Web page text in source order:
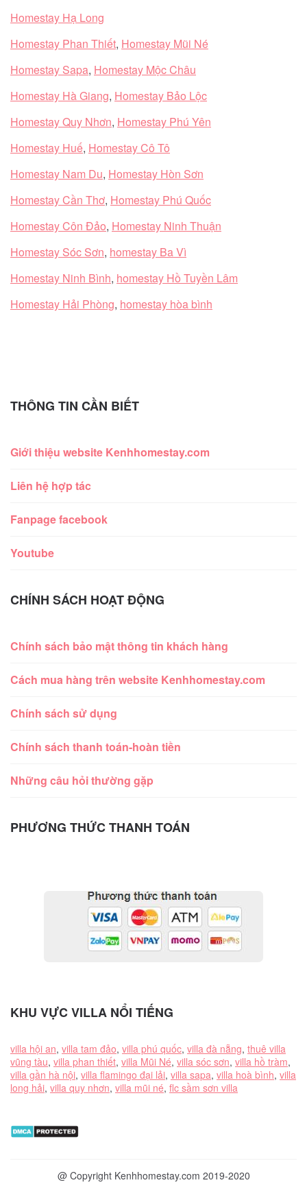
Homestay Hạ Long
Homestay Phan Thiết, Homestay Mũi Né
Homestay Sapa, Homestay Mộc Châu
Homestay Hà Giang, Homestay Bảo Lộc
Homestay Quy Nhơn, Homestay Phú Yên
Homestay Huế, Homestay Cô Tô
Homestay Nam Du, Homestay Hòn Sơn
Homestay Cần Thơ, Homestay Phú Quốc
Homestay Côn Đảo, Homestay Ninh Thuận
Homestay Sóc Sơn, homestay Ba Vì
Homestay Ninh Bình, homestay Hồ Tuyền Lâm
Homestay Hải Phòng, homestay hòa bình
THÔNG TIN CẦN BIẾT
Giới thiệu website Kenhhomestay.com
Liên hệ hợp tác
Fanpage facebook
Youtube
CHÍNH SÁCH HOẠT ĐỘNG
Chính sách bảo mật thông tin khách hàng
Cách mua hàng trên website Kenhhomestay.com
Chính sách sử dụng
Chính sách thanh toán-hoàn tiền
Những câu hỏi thường gặp
PHƯƠNG THỨC THANH TOÁN
KHU VỰC VILLA NỔI TIẾNG
villa hội an, villa tam đảo, villa phú quốc, villa đà nẵng, thuê villa
vũng tàu, villa phan thiết, villa Mũi Né, villa sóc sơn, villa hồ tràm,
villa gần hà nội, villa flamingo đại lải, villa sapa, villa hoà bình, villa
long hải, villa quy nhơn, villa mũi né, flc sầm sơn villa
@ Copyright Kenhhomestay.com 2019-2020